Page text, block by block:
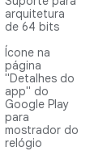
arquitetura
de 64 bits
Ícone na
página
"Detalhes do
app" do
Google Play
para
mostrador do
relógio